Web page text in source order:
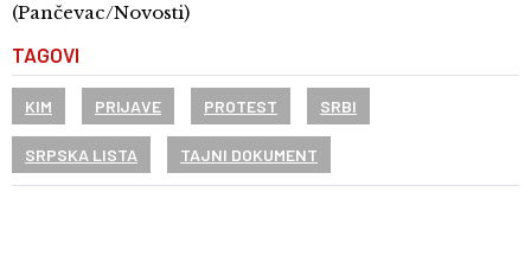
(Pančevac/Novosti)
TAGOVI
KIM PRIJAVE PROTEST SRBI
SRPSKA LISTA TAJNI DOKUMENT